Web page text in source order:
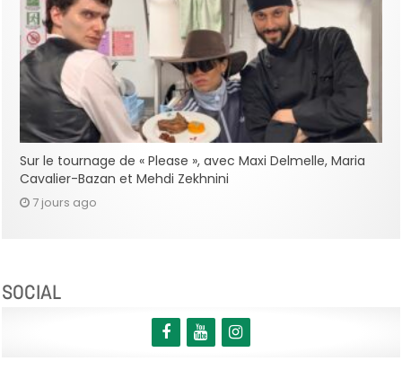
Sur le tournage de « Please », avec Maxi Delmelle, Maria
Cavalier-Bazan et Mehdi Zekhnini
7 jours ago
SOCIAL